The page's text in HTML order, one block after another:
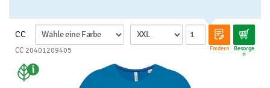
CC
Fordern Besorge
n
CC 20401209405